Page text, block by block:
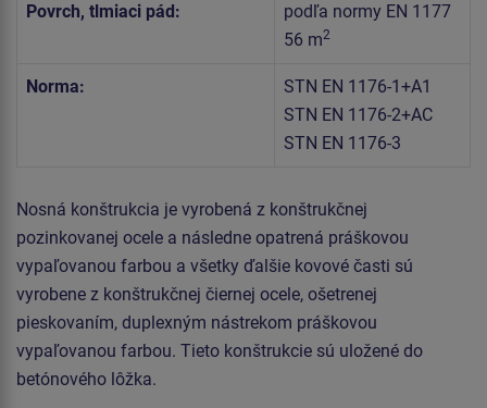
Povrch, tlmiaci pád:
podľa normy EN 1177
56 m2
Norma:
STN EN 1176-1+A1
STN EN 1176-2+AC
STN EN 1176-3
Nosná konštrukcia je vyrobená z konštrukčnej
pozinkovanej ocele a následne opatrená práškovou
vypaľovanou farbou a všetky ďalšie kovové časti sú
vyrobene z konštrukčnej čiernej ocele, ošetrenej
pieskovaním, duplexným nástrekom práškovou
vypaľovanou farbou. Tieto konštrukcie sú uložené do
betónového lôžka.